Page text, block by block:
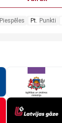
Piespēles Pt. Punkti